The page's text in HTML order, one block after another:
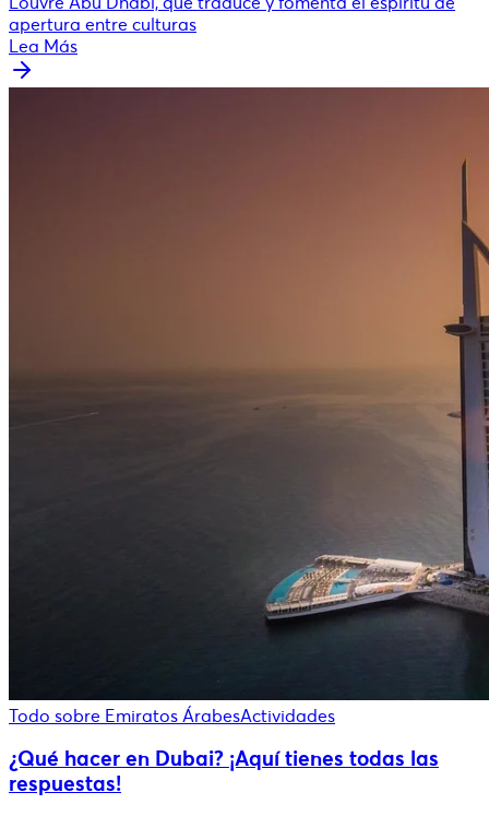
apertura entre culturas
Lea Más
Todo sobre Emiratos ÁrabesActividades
¿Qué hacer en Dubai? ¡Aquí tienes todas las
respuestas!